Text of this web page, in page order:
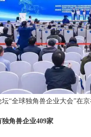
坛“全球独角兽企业大会”在
角兽企业409家